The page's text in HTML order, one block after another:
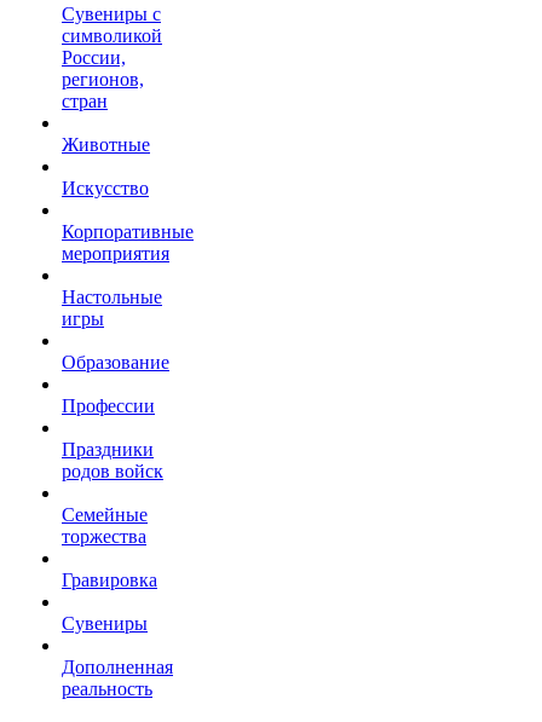
Сувениры с
символикой
России,
регионов,
стран
Животные
Искусство
Корпоративные
мероприятия
Настольные
игры
Образование
Профессии
Праздники
родов войск
Семейные
торжества
Гравировка
Сувениры
Дополненная
реальность